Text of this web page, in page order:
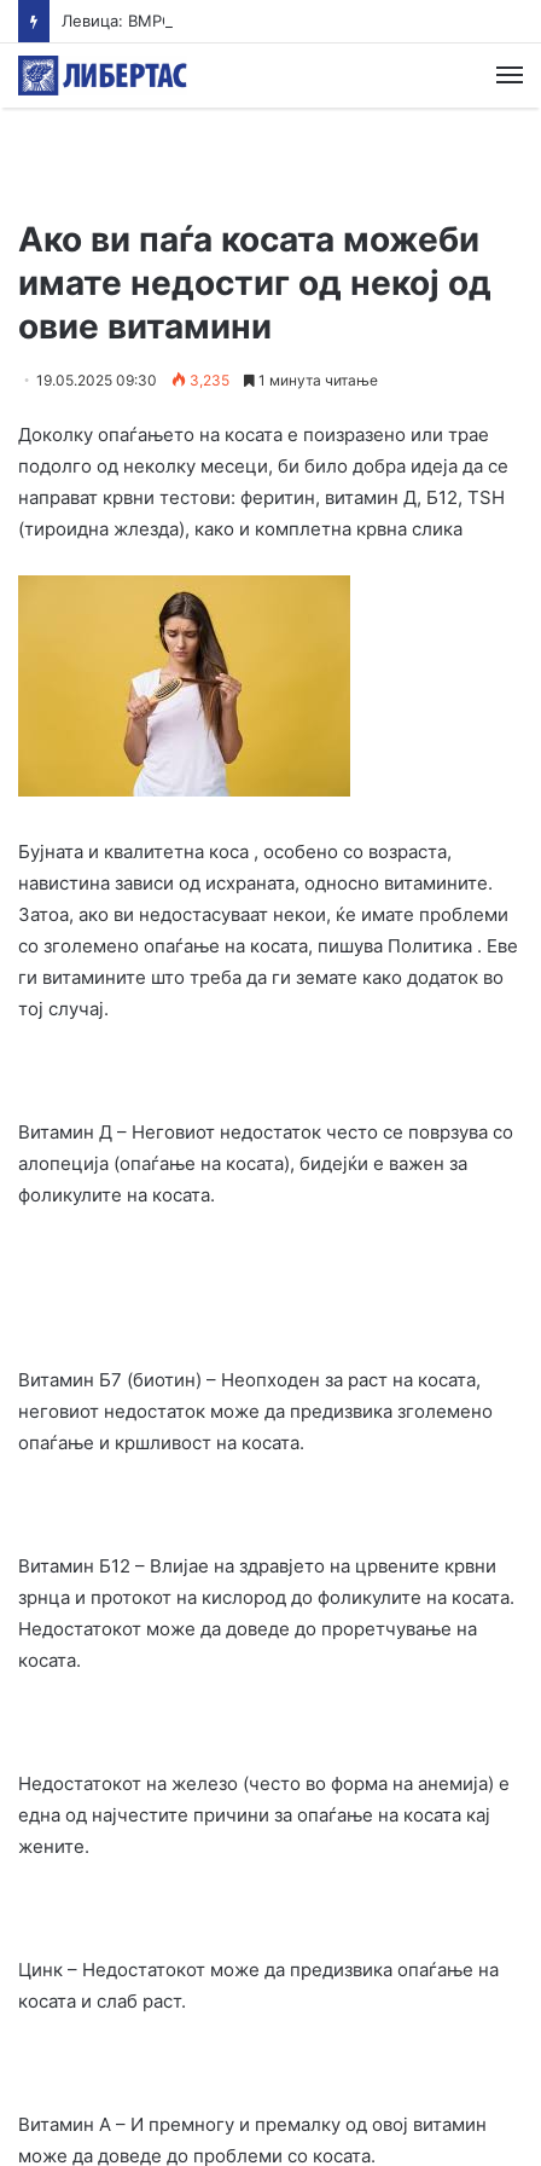
Ако ви паѓа косата можеби
имате недостиг од некој од
овие витамини
19.05.2025 09:30 3,235 1 минута читање
Доколку опаѓањето на косата е поизразено или трае
подолго од неколку месеци, би било добра идеја да се
направат крвни тестови: феритин, витамин Д, Б12, TSH
(тироидна жлезда), како и комплетна крвна слика
Бујната и квалитетна коса , особено со возраста,
навистина зависи од исхраната, односно витамините.
Затоа, ако ви недостасуваат некои, ќе имате проблеми
со зголемено опаѓање на косата, пишува Политика . Еве
ги витамините што треба да ги земате како додаток во
тој случај.
Витамин Д – Неговиот недостаток често се поврзува со
алопеција (опаѓање на косата), бидејќи е важен за
фоликулите на косата.
Витамин Б7 (биотин) – Неопходен за раст на косата,
неговиот недостаток може да предизвика зголемено
опаѓање и кршливост на косата.
Витамин Б12 – Влијае на здравјето на црвените крвни
зрнца и протокот на кислород до фоликулите на косата.
Недостатокот може да доведе до проретчување на
косата.
Недостатокот на железо (често во форма на анемија) е
една од најчестите причини за опаѓање на косата кај
жените.
Цинк – Недостатокот може да предизвика опаѓање на
косата и слаб раст.
Витамин А – И премногу и премалку од овој витамин
може да доведе до проблеми со косата.